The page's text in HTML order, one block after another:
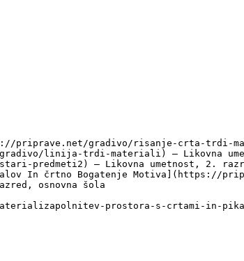
gradivo/risanje-crta-trdi-
linija-trdi-materiali) — Likovna
predmeti2) — Likovna umetnost, 2.
In črtno Bogatenje Motiva](https://
osnovna šola